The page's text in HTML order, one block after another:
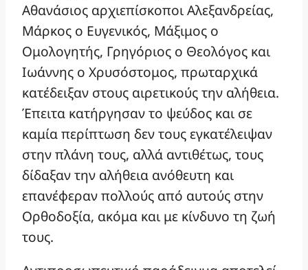
Αθανάσιος αρχιεπίσκοποι Αλεξανδρείας,
Μάρκος ο Ευγενικός, Μάξιμος ο
Ομολογητής, Γρηγόριος ο Θεολόγος και
Ιωάννης ο Χρυσόστομος, πρωταρχικά
κατέδειξαν στους αιρετικούς την αλήθεια.
Έπειτα κατήργησαν το ψεύδος και σε
καμία περίπτωση δεν τους εγκατέλειψαν
στην πλάνη τους, αλλά αντιθέτως, τους
δίδαξαν την αλήθεια ανόθευτη και
επανέφεραν πολλούς από αυτούς στην
Ορθοδοξία, ακόμα και με κίνδυνο τη ζωή
τους.